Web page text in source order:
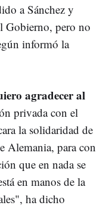
a Sánchez y
Gobierno, pero no
informó la
agradecer al
privada con el
la solidaridad de
Alemania, para con
que en nada se
en manos de la
ha dicho